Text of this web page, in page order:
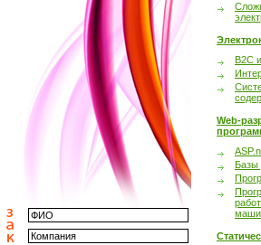
B2C
Web-
Базы